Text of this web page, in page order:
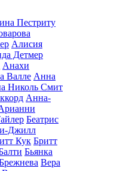
Пестриту
Алисия
Детмер
Анахи
Валле Анна
Николь Смит
Анна-
Беатрис
Джилл
Кук Бритт
Бьянка
Вера